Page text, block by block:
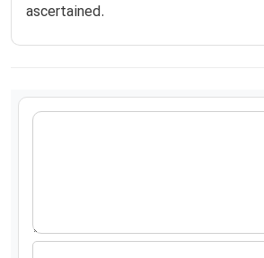
ascertained.